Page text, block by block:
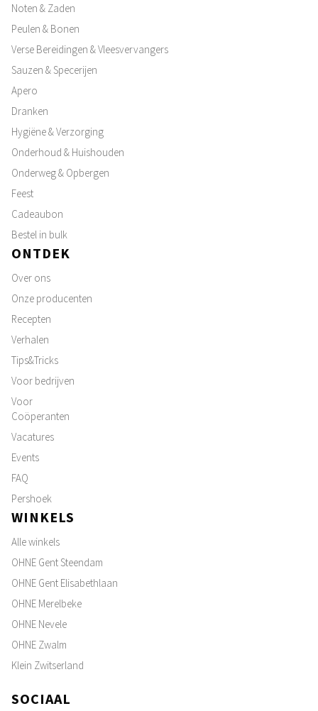
Noten & Zaden
Peulen & Bonen
Verse Bereidingen & Vleesvervangers
Sauzen & Specerijen
Apero
Dranken
Hygiëne & Verzorging
Onderhoud & Huishouden
Onderweg & Opbergen
Feest
Cadeaubon
Bestel in bulk
ONTDEK
Over ons
Onze producenten
Recepten
Verhalen
Tips&Tricks
Voor bedrijven
Voor
Coöperanten
Vacatures
Events
FAQ
Pershoek
WINKELS
Alle winkels
OHNE Gent Steendam
OHNE Gent Elisabethlaan
OHNE Merelbeke
OHNE Nevele
OHNE Zwalm
Klein Zwitserland
SOCIAAL